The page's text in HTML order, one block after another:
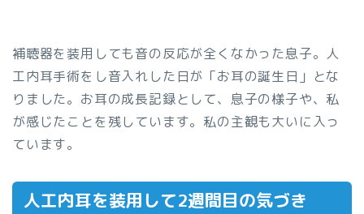
補聴器を装用しても音の反応が全くなかった息子。人
工内耳手術をし音入れした日が「お耳の誕生日」とな
りました。お耳の成長記録として、息子の様子や、私
が感じたことを残しています。私の主観も大いに入っ
ています。
人工内耳を装用して2週間目の気づき